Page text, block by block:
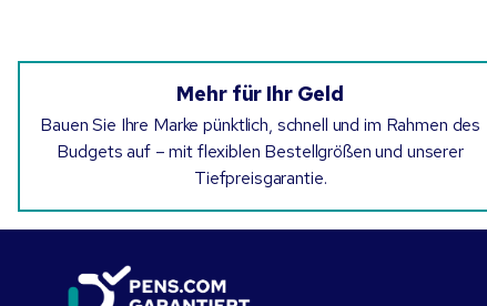
Mehr für Ihr Geld
Bauen Sie Ihre Marke pünktlich, schnell und im Rahmen des
Budgets auf – mit flexiblen Bestellgrößen und unserer
Tiefpreisgarantie.